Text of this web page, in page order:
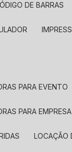
DE BARRAS
PARA EVENTO
PARA EMPRESA